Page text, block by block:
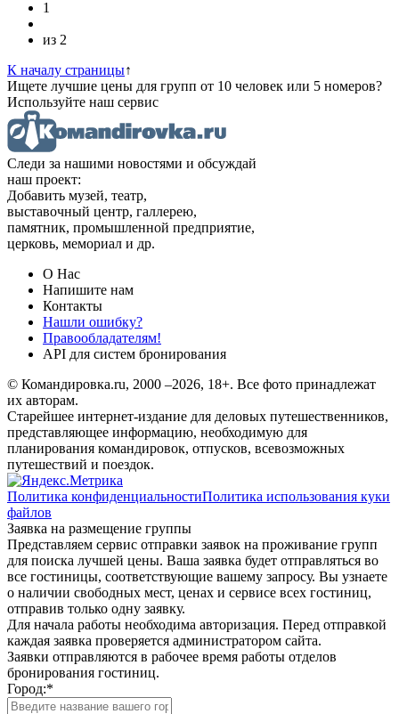
1
из 2
К началу страницы↑
Ищете лучшие цены для групп от 10 человек или 5 номеров?
Используйте наш сервис
Следи за нашими новостями и обсуждай
наш проект:
Добавить музей, театр,
выставочный центр, галлерею,
памятник, промышленной предприятие,
церковь, мемориал и др.
О Нас
Напишите нам
Контакты
Нашли ошибку?
Правообладателям!
API для систем бронирования
© Командировка.ru, 2000 –2026, 18+. Все фото принадлежат
их авторам.
Старейшее интернет-издание для деловых путешественников,
представляющее информацию, необходимую для
планирования командировок, отпусков, всевозможных
путешествий и поездок.
Политика конфиденциальностиПолитика использования куки
файлов
Заявка на размещение группы
Представляем сервис отправки заявок на проживание групп
для поиска лучшей цены. Ваша заявка будет отправляться во
все гостиницы, соответствующие вашему запросу. Вы узнаете
о наличии свободных мест, ценах и сервисе всех гостиниц,
отправив только одну заявку.
Для начала работы необходима авторизация. Перед отправкой
каждая заявка проверяется администратором сайта.
Заявки отправляются в рабочее время работы отделов
бронирования гостиниц.
Город:*